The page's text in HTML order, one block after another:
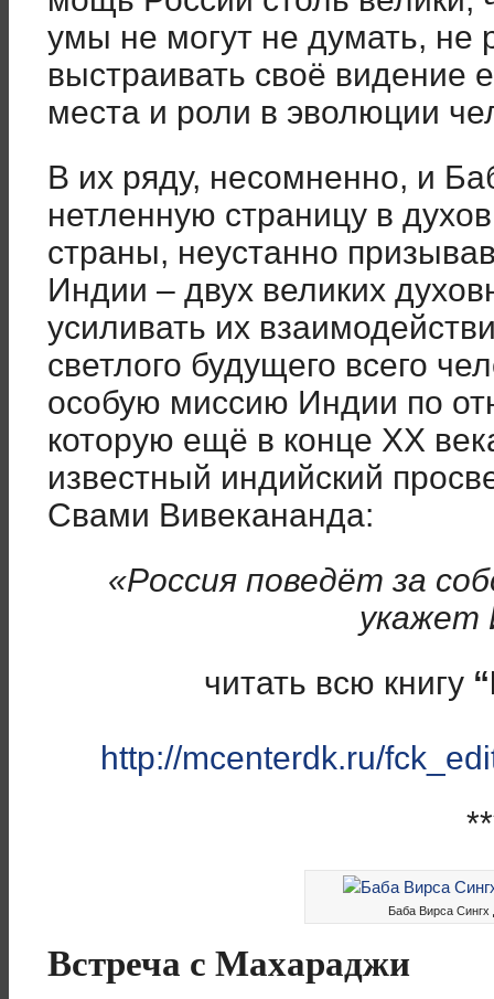
умы не могут не думать, не
выстраивать своё видение
места и роли в эволюции
В их ряду, несомненно, и
нетленную страницу в
страны, неустанно
Индии – двух великих
усиливать их
светлого будущего всего
особую миссию Индии по
которую ещё в конце ХХ
известный индийский
Свами Вивекананда:
«Россия поведёт за
укажет
читать всю книгу
http://mcenterdk.ru/
Баба Вирса
Встреча с Махараджи